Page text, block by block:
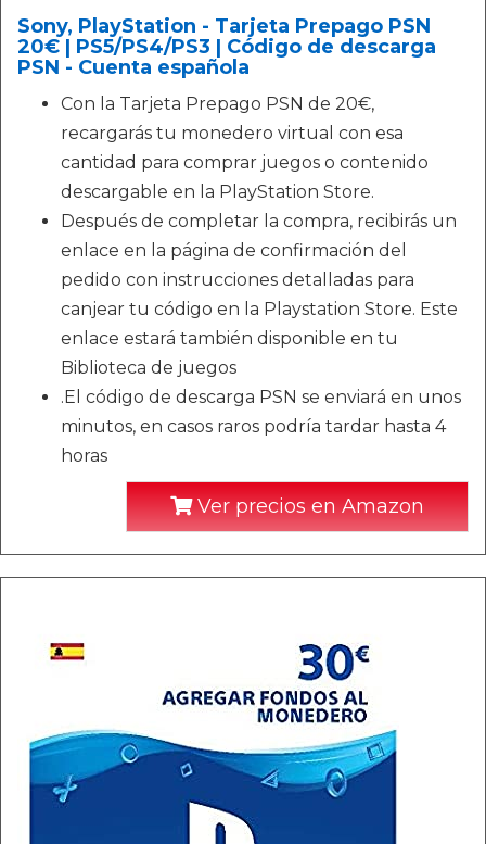
Sony, PlayStation - Tarjeta Prepago PSN
20€ | PS5/PS4/PS3 | Código de descarga
PSN - Cuenta española
Con la Tarjeta Prepago PSN de 20€,
recargarás tu monedero virtual con esa
cantidad para comprar juegos o contenido
descargable en la PlayStation Store.
Después de completar la compra, recibirás un
enlace en la página de confirmación del
pedido con instrucciones detalladas para
canjear tu código en la Playstation Store. Este
enlace estará también disponible en tu
Biblioteca de juegos
.El código de descarga PSN se enviará en unos
minutos, en casos raros podría tardar hasta 4
horas
Ver precios en Amazon